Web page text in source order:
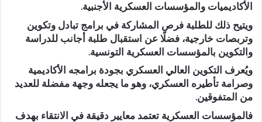
الأكاديميات والمؤسسات العسكرية الأجنبية.
ويتيح ذلك للطلبة فرص المشاركة في برامج تبادل وتكوين
وتربصات خارجية، فضلًا عن استقبال طلبة أجانب للدراسة
والتكوين بالمؤسسات العسكرية التونسية.
ويُعرف التكوين العالي العسكري بجودة برامجه الأكاديمية
وصرامة تأطيره العسكري، وهو ما يجعله وجهة مفضلة للعديد
من المتفوقين.
فالمؤسسات العسكرية تعتمد معايير دقيقة في الانتقاء بهدف